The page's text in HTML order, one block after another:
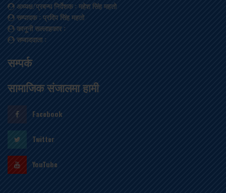
अध्यक्ष/प्रबन्ध निर्देशक: महेश सिंह महतो
सम्पादक: प्रदिप सिंह महतो
कानूनी सल्लाहकार:
सम्वाददाता:
सम्पर्क
सामाजिक संजालमा हामी
Facebook
Twitter
YouTube